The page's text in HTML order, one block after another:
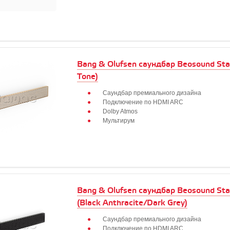
Bang & Olufsen саундбар Beosound
Tone)
Саундбар премиального дизайна
Подключение по HDMI ARC
Dolby Atmos
Мультирум
Bang & Olufsen саундбар Beosound
(Black Anthracite/Dark Grey)
Саундбар премиального дизайна
Подключение по HDMI ARC